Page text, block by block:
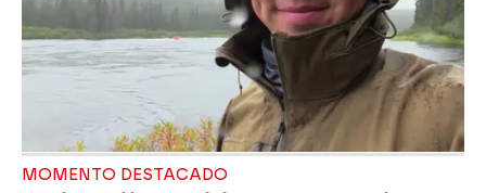
MOMENTO DESTACADO